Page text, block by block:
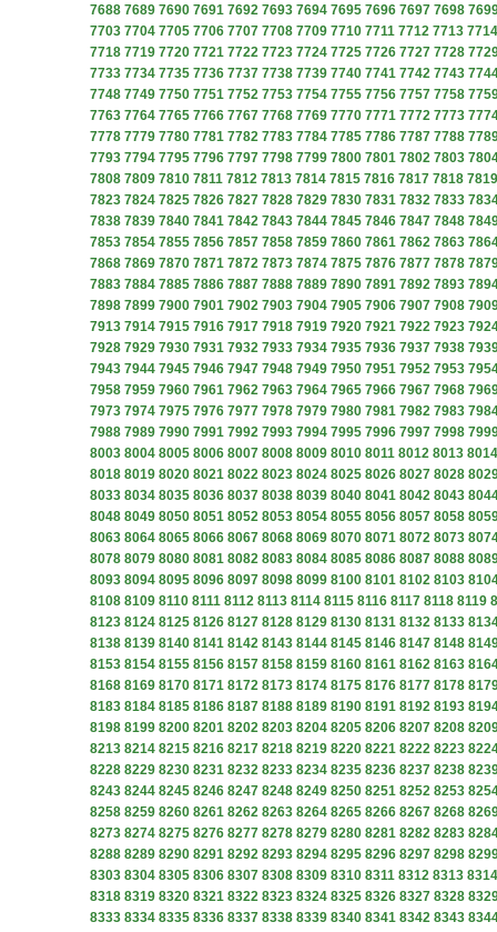
7688 7689 7690 7691 7692 7693 7694 7695 7696 7697 7698
7703 7704 7705 7706 7707 7708 7709 7710 7711 7712 7713 7714
7718 7719 7720 7721 7722 7723 7724 7725 7726 7727 7728
7733 7734 7735 7736 7737 7738 7739 7740 7741 7742 7743
7748 7749 7750 7751 7752 7753 7754 7755 7756 7757 7758
7763 7764 7765 7766 7767 7768 7769 7770 7771 7772 7773
7778 7779 7780 7781 7782 7783 7784 7785 7786 7787 7788
7793 7794 7795 7796 7797 7798 7799 7800 7801 7802 7803
7808 7809 7810 7811 7812 7813 7814 7815 7816 7817 7818 7819
7823 7824 7825 7826 7827 7828 7829 7830 7831 7832 7833
7838 7839 7840 7841 7842 7843 7844 7845 7846 7847 7848
7853 7854 7855 7856 7857 7858 7859 7860 7861 7862 7863
7868 7869 7870 7871 7872 7873 7874 7875 7876 7877 7878
7883 7884 7885 7886 7887 7888 7889 7890 7891 7892 7893
7898 7899 7900 7901 7902 7903 7904 7905 7906 7907 7908
7913 7914 7915 7916 7917 7918 7919 7920 7921 7922 7923
7928 7929 7930 7931 7932 7933 7934 7935 7936 7937 7938
7943 7944 7945 7946 7947 7948 7949 7950 7951 7952 7953
7958 7959 7960 7961 7962 7963 7964 7965 7966 7967 7968
7973 7974 7975 7976 7977 7978 7979 7980 7981 7982 7983
7988 7989 7990 7991 7992 7993 7994 7995 7996 7997 7998
8003 8004 8005 8006 8007 8008 8009 8010 8011 8012 8013 8014
8018 8019 8020 8021 8022 8023 8024 8025 8026 8027 8028
8033 8034 8035 8036 8037 8038 8039 8040 8041 8042 8043
8048 8049 8050 8051 8052 8053 8054 8055 8056 8057 8058
8063 8064 8065 8066 8067 8068 8069 8070 8071 8072 8073
8078 8079 8080 8081 8082 8083 8084 8085 8086 8087 8088
8093 8094 8095 8096 8097 8098 8099 8100 8101 8102 8103
8108 8109 8110 8111 8112 8113 8114 8115 8116 8117 8118 8119
8123 8124 8125 8126 8127 8128 8129 8130 8131 8132 8133
8138 8139 8140 8141 8142 8143 8144 8145 8146 8147 8148
8153 8154 8155 8156 8157 8158 8159 8160 8161 8162 8163
8168 8169 8170 8171 8172 8173 8174 8175 8176 8177 8178
8183 8184 8185 8186 8187 8188 8189 8190 8191 8192 8193
8198 8199 8200 8201 8202 8203 8204 8205 8206 8207 8208
8213 8214 8215 8216 8217 8218 8219 8220 8221 8222 8223
8228 8229 8230 8231 8232 8233 8234 8235 8236 8237 8238
8243 8244 8245 8246 8247 8248 8249 8250 8251 8252 8253
8258 8259 8260 8261 8262 8263 8264 8265 8266 8267 8268
8273 8274 8275 8276 8277 8278 8279 8280 8281 8282 8283
8288 8289 8290 8291 8292 8293 8294 8295 8296 8297 8298
8303 8304 8305 8306 8307 8308 8309 8310 8311 8312 8313 8314
8318 8319 8320 8321 8322 8323 8324 8325 8326 8327 8328
8333 8334 8335 8336 8337 8338 8339 8340 8341 8342 8343